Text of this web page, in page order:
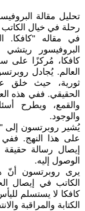
تحليل مقالة
رحلة في خيال الكاتب
في مقاله "كافكا.
البروفيسور ريتشي
كافكا، مُركزًا على
العالم. يُجادل
ثورية، حيث خلق
الحقيقي. ففي هذه
والقمع، ويطرح
والوجود.
يُشير روبرتسون إلى
على هذا النهج.
إيصال رسالة
الوصول إليه.
يرى روبرتسون أنّ
الكاتب في إيصال
كافكا لا يستسلم
الكتابة والمراقبة